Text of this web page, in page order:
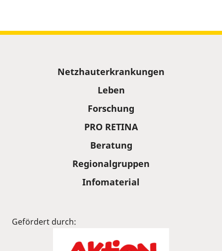
Netzhauterkrankungen
Leben
Forschung
PRO RETINA
Beratung
Regionalgruppen
Infomaterial
Gefördert durch: